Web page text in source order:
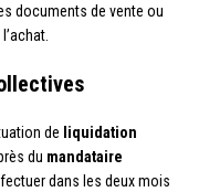
documents de vente ou
de liquidation
du mandataire
dans les deux mois